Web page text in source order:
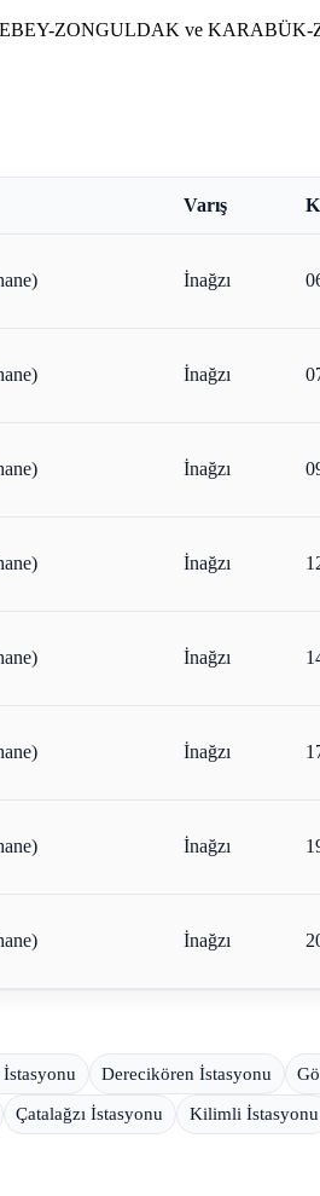
ZONGULDAK ve
Varış
İnağzı
İnağzı
İnağzı
İnağzı
İnağzı
İnağzı
İnağzı
İnağzı
Derecikören İstasyonu
Çatalağzı İstasyonu Kilimli İstasyonu